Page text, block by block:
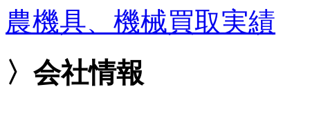
農機具、機械買取実績
〉会社情報